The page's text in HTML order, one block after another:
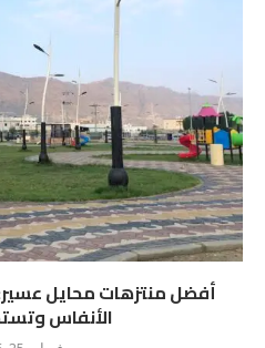
أفضل منتزهات محايل
الأنفاس